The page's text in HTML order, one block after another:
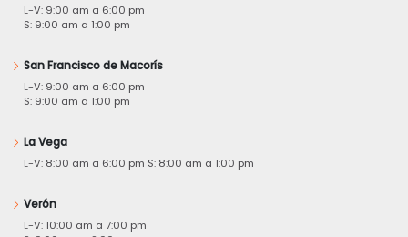
L-V: 9:00 am a 6:00 pm
S: 9:00 am a 1:00 pm
San Francisco de Macorís
L-V: 9:00 am a 6:00 pm
S: 9:00 am a 1:00 pm
La Vega
L-V: 8:00 am a 6:00 pm S: 8:00 am a 1:00 pm
Verón
L-V: 10:00 am a 7:00 pm